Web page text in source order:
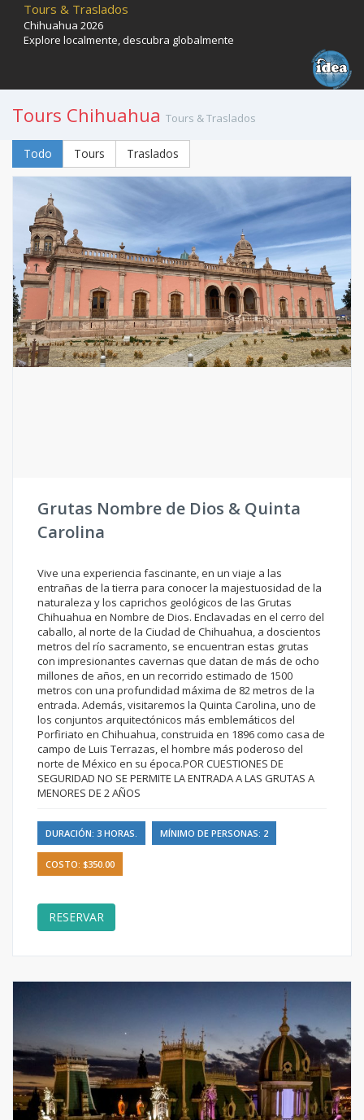
Tours & Traslados
Chihuahua 2026
Explore localmente, descubra globalmente
Tours Chihuahua Tours & Traslados
Todo Tours Traslados
Grutas Nombre de Dios & Quinta
Carolina
Vive una experiencia fascinante, en un viaje a las
entrañas de la tierra para conocer la majestuosidad de la
naturaleza y los caprichos geológicos de las Grutas
Chihuahua en Nombre de Dios. Enclavadas en el cerro del
caballo, al norte de la Ciudad de Chihuahua, a doscientos
metros del río sacramento, se encuentran estas grutas
con impresionantes cavernas que datan de más de ocho
millones de años, en un recorrido estimado de 1500
metros con una profundidad máxima de 82 metros de la
entrada. Además, visitaremos la Quinta Carolina, uno de
los conjuntos arquitectónicos más emblemáticos del
Porfiriato en Chihuahua, construida en 1896 como casa de
campo de Luis Terrazas, el hombre más poderoso del
norte de México en su época.POR CUESTIONES DE
SEGURIDAD NO SE PERMITE LA ENTRADA A LAS GRUTAS A
MENORES DE 2 AÑOS
DURACIÓN: 3 HORAS. MÍNIMO DE PERSONAS: 2
COSTO: $350.00
RESERVAR